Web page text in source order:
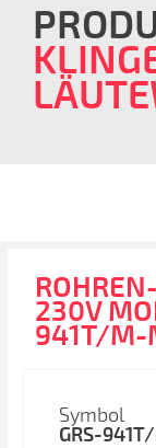
230V
941T/M-
Symbol
GRS-